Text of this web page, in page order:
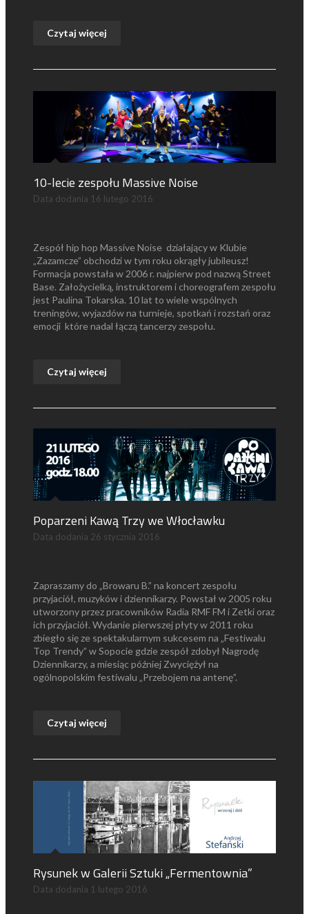
Czytaj więcej
10-lecie zespołu Massive Noise
Data dodania 16 lutego 2016
Zespół hip hop Massive Noise działający w Klubie
„Zazamcze” obchodzi w tym roku okrągły jubileusz!
Formacja powstała w 2006 r. najpierw pod nazwą Street
Base. Założycielką, instruktorem i choreografem zespołu
jest Paulina Tokarska. 10 lat to wiele wspólnych
treningów, wyjazdów na turnieje, spotkań i rozstań oraz
emocji które nadal łączą tancerzy zespołu.
Czytaj więcej
Poparzeni Kawą Trzy we Włocławku
Data dodania 26 stycznia 2016
Zapraszamy do „Browaru B.” na koncert zespołu
przyjaciół, muzyków i dziennikarzy. Powstał w 2005 roku
utworzony przez pracowników Radia RMF FM i Zetki oraz
ich przyjaciół. Wydanie pierwszej płyty w 2011 roku
zbiegło się ze spektakularnym sukcesem na „Festiwalu
Top Trendy” w Sopocie gdzie zespół zdobył Nagrodę
Dziennikarzy, a miesiąc później Zwyciężył na
ogólnopolskim festiwalu „Przebojem na antenę”.
Czytaj więcej
Rysunek w Galerii Sztuki „Fermentownia”
Data dodania 1 lutego 2016